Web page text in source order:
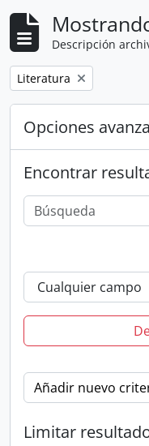
Descripción
Remove filter:
Literatura
Opciones
Encontrar
Añadir nuevo
Limitar